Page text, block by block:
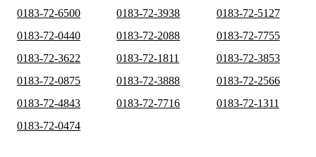
0183-72-6500
0183-72-3938
0183-72-5127
0183-72-0440
0183-72-2088
0183-72-7755
0183-72-3622
0183-72-1811
0183-72-3853
0183-72-0875
0183-72-3888
0183-72-2566
0183-72-4843
0183-72-7716
0183-72-1311
0183-72-0474